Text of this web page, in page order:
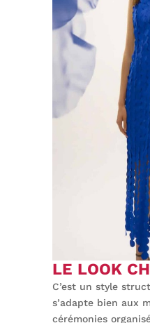
LE LOOK
C’est un style
s’adapte bien aux
cérémonies